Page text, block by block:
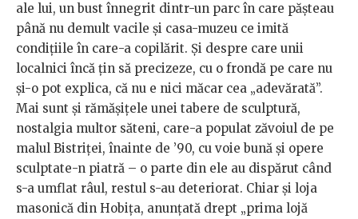
ale lui, un bust înnegrit dintr-un parc în care pășteau
până nu demult vacile și casa-muzeu ce imită
condițiile în care-a copilărit. Și despre care unii
localnici încă țin să precizeze, cu o frondă pe care nu
și-o pot explica, că nu e nici măcar cea „adevărată”.
Mai sunt şi rămășițele unei tabere de sculptură,
nostalgia multor săteni, care-a populat zăvoiul de pe
malul Bistriței, înainte de ’90, cu voie bună și opere
sculptate-n piatră – o parte din ele au dispărut când
s-a umflat râul, restul s-au deteriorat. Chiar și loja
masonică din Hobița, anunțată drept „prima lojă